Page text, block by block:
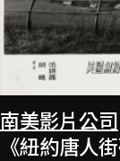
南美影片公司
《紐約唐人